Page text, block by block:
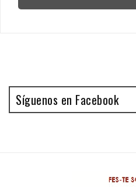
Síguenos en Facebook